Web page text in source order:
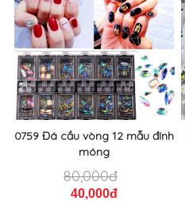
0759 Đá cầu vòng 12 mẫu đính
móng
80,000đ
40,000đ